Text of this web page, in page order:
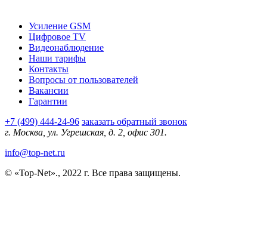
Усиление GSM
Цифровое TV
Видеонаблюдение
Наши тарифы
Контакты
Вопросы от пользователей
Вакансии
Гарантии
+7 (499) 444-24-96 заказать обратный звонок
г. Москва, ул. Угрешская, д. 2, офис 301.
info@top-net.ru
© «Top-Net»., 2022 г. Все права защищены.